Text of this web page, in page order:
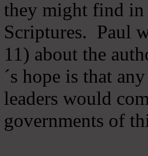
they might find
Scriptures. Paul
11) about the
´s hope is that
leaders would
governments of